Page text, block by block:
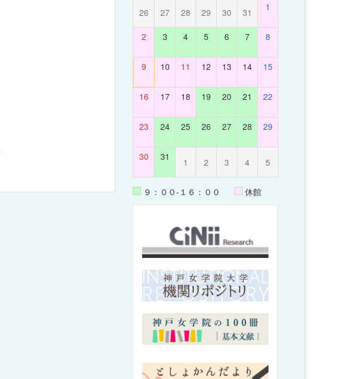
26 27 28 29 30 31 1
2 3 4 5 6 7 8
9 10 11 12 13 14 15
16 17 18 19 20 21 22
23 24 25 26 27 28 29
30 31 1 2 3 4 5
９：００-１６：００ 休館